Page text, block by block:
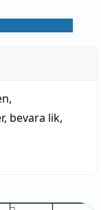
,
, bevara lik,